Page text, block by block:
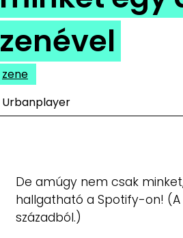
UTCA
ZENE
ADATKEZELÉSI
zenével
zene
Urbanplayer
De amúgy nem csak
hallgatható a Spotify-on!
századból.)